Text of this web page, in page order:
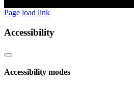
Page load link
Accessibility
Accessibility modes